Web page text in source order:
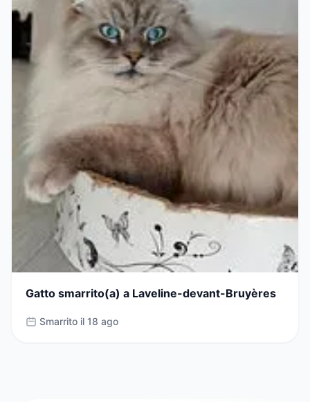
Gatto smarrito(a) a Laveline-devant-Bruyères
Smarrito il 18 ago